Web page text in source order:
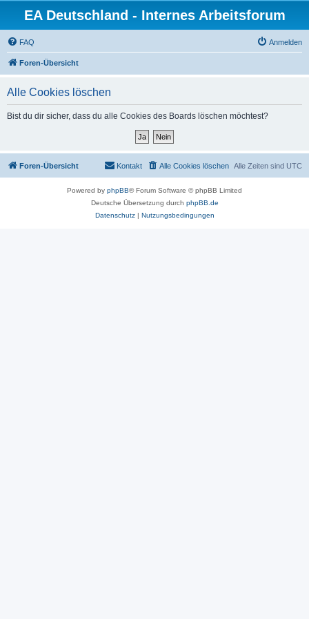
EA Deutschland - Internes Arbeitsforum
FAQ Anmelden
Foren-Übersicht
Alle Cookies löschen
Bist du dir sicher, dass du alle Cookies des Boards löschen möchtest?
Foren-Übersicht Alle Zeiten sind UTC
Alle Cookies löschen
Kontakt
Powered by phpBB® Forum Software © phpBB Limited
Deutsche Übersetzung durch phpBB.de
Datenschutz| Nutzungsbedingungen